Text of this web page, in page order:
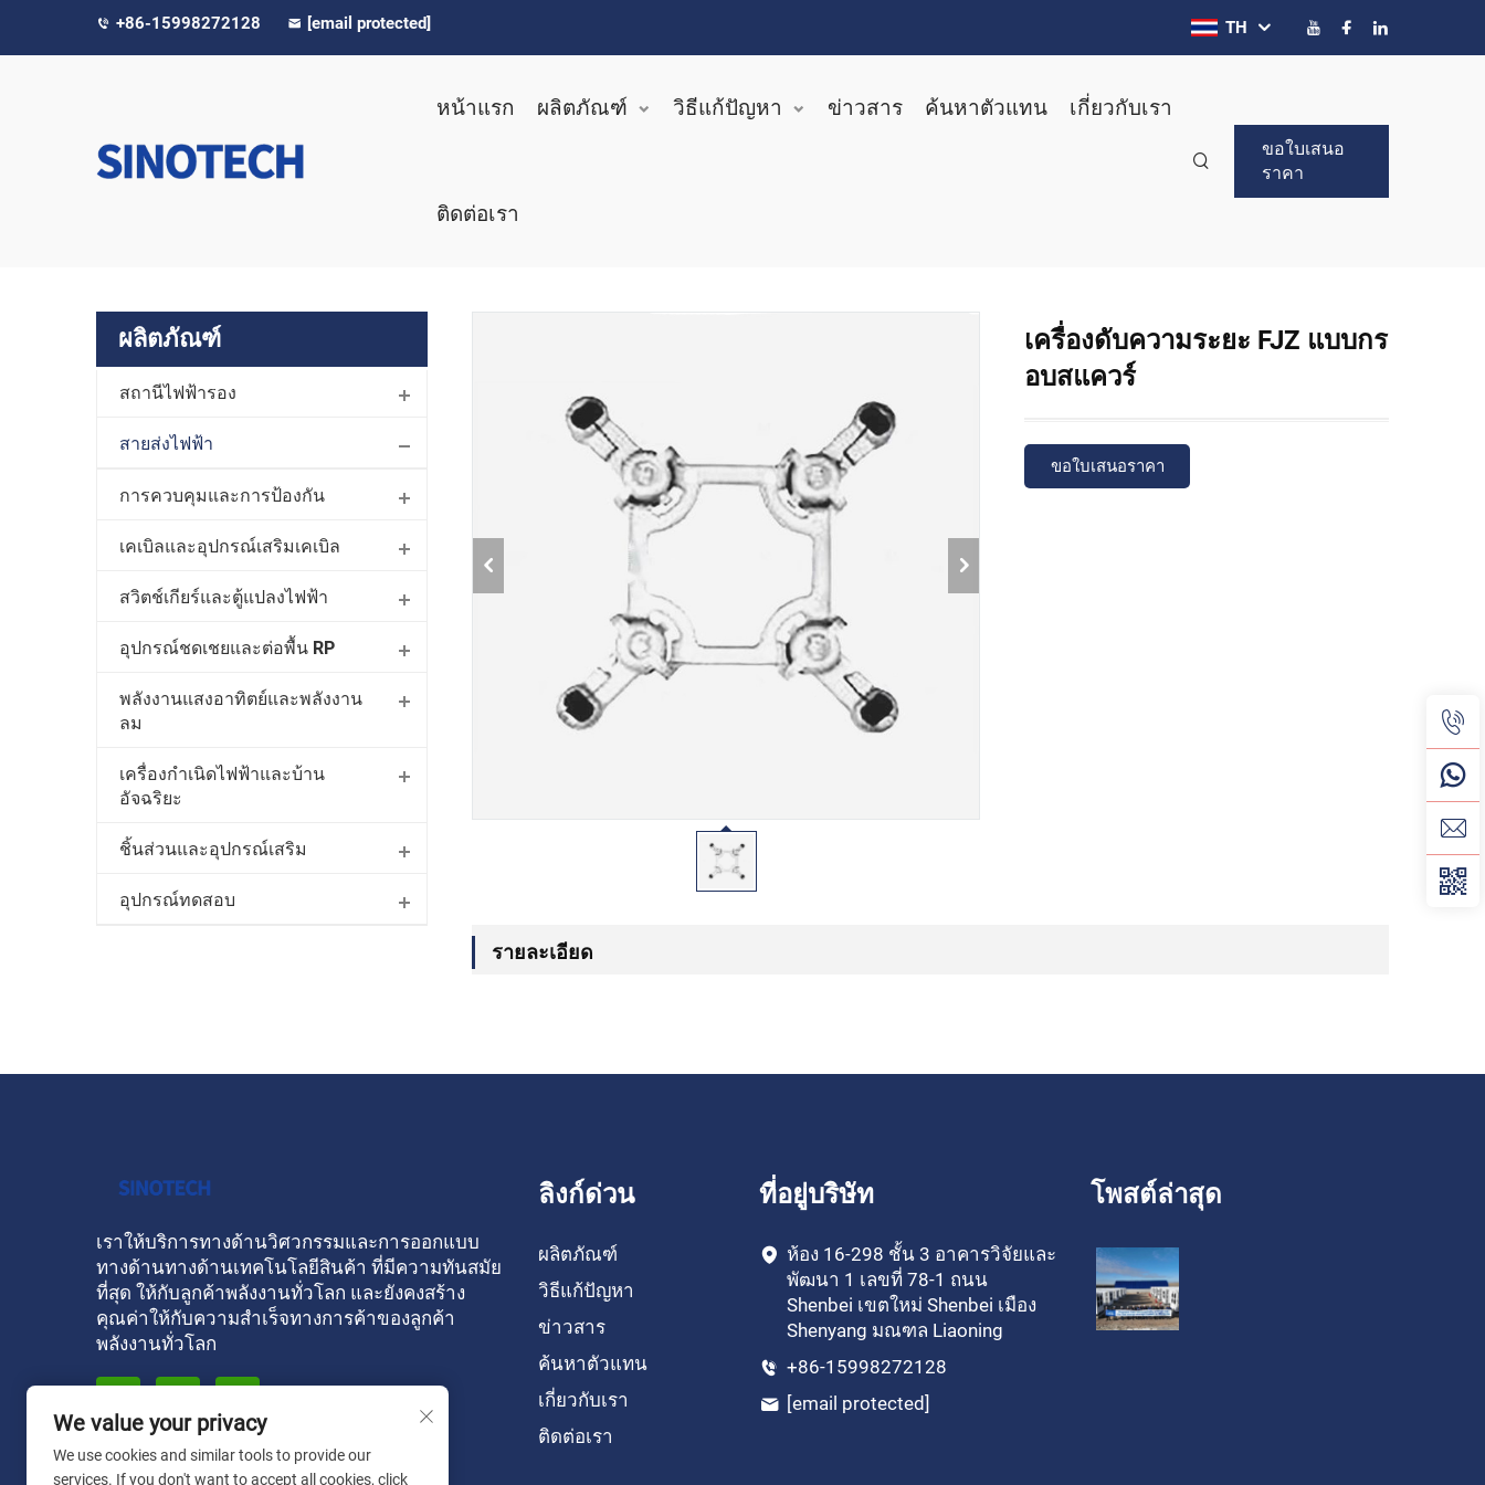
+86-15998272128 [email protected] TH
หน้าแรก ผลิตภัณฑ์ วิธีแก้ปัญหา ข่าวสาร ค้นหาตัวแทน เกี่ยวกับเรา
ติดต่อเรา
ขอใบเสนอ
ราคา
ผลิตภัณฑ์
สถานีไฟฟ้ารอง
สายส่งไฟฟ้า
การควบคุมและการป้องกัน
เคเบิลและอุปกรณ์เสริมเคเบิล
สวิตช์เกียร์และตู้แปลงไฟฟ้า
อุปกรณ์ชดเชยและต่อพื้น RP
พลังงานแสงอาทิตย์และพลังงาน
ลม
เครื่องกำเนิดไฟฟ้าและบ้าน
อัจฉริยะ
ชิ้นส่วนและอุปกรณ์เสริม
อุปกรณ์ทดสอบ
เครื่องดับความระยะ FJZ แบบกร
อบสแควร์
ขอใบเสนอราคา
รายละเอียด
เราให้บริการทางด้านวิศวกรรมและการออกแบบ
ทางด้านทางด้านเทคโนโลยีสินค้า ที่มีความทันสมัย
ที่สุด ให้กับลูกค้าพลังงานทั่วโลก และยังคงสร้าง
คุณค่าให้กับความสําเร็จทางการค้าของลูกค้า
พลังงานทั่วโลก
ลิงก์ด่วน
ผลิตภัณฑ์
วิธีแก้ปัญหา
ข่าวสาร
ค้นหาตัวแทน
เกี่ยวกับเรา
ติดต่อเรา
ที่อยู่บริษัท
ห้อง 16-298 ชั้น 3 อาคารวิจัยและ
พัฒนา 1 เลขที่ 78-1 ถนน
Shenbei เขตใหม่ Shenbei เมือง
Shenyang มณฑล Liaoning
+86-15998272128
[email protected]
โพสต์ล่าสุด
We value your privacy
We use cookies and similar tools to provide our
services. If you don't want to accept all cookies, click